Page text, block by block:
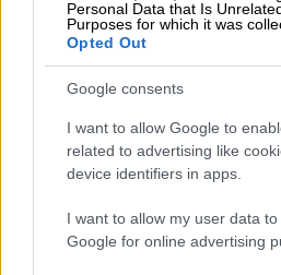
Personal Data that Is
Purposes for which it was
Opted Out
Google consents
I want to allow Google to
related to advertising like
device identifiers in apps.
I want to allow my user data
Google for online advertising